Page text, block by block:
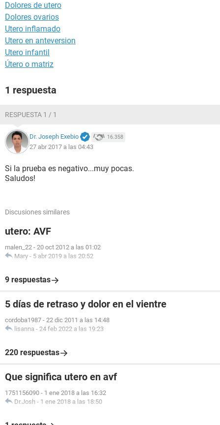
Dolores de utero
Dolores ovarios
Utero inflamado
Utero en anteversion
Utero infantil
Útero o matriz
1 respuesta
RESPUESTA 1 / 1
Dr. Joseph Exebio 16.358
27 abr 2017 a las 04:43
Si la prueba es negativo...muy pocas.
Saludos!
Discusiones similares
utero: AVF
malen_22 - 20 oct 2012 a las 01:02
Mary - 5 abr 2019 a las 20:52
9 respuestas
5 días de retraso y dolor en el vientre
cordoba1987 - 22 dic 2011 a las 14:48
lisanna - 24 feb 2022 a las 19:23
220 respuestas
Que significa utero en avf
1751156090 - 1 ene 2018 a las 16:32
Dr.Josh - 1 ene 2018 a las 18:50